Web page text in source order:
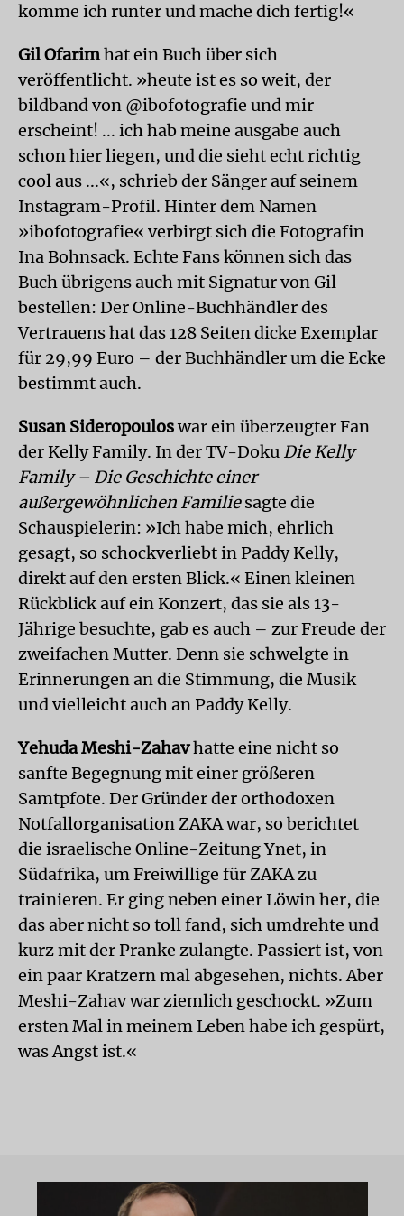
komme ich runter und mache dich fertig!«
Gil Ofarimhat ein Buch über sich
veröffentlicht. »heute ist es so weit, der
bildband von @ibofotografie und mir
erscheint! ... ich hab meine ausgabe auch
schon hier liegen, und die sieht echt richtig
cool aus ...«, schrieb der Sänger auf seinem
Instagram-Profil. Hinter dem Namen
»ibofotografie« verbirgt sich die Fotografin
Ina Bohnsack. Echte Fans können sich das
Buch übrigens auch mit Signatur von Gil
bestellen: Der Online-Buchhändler des
Vertrauens hat das 128 Seiten dicke Exemplar
für 29,99 Euro – der Buchhändler um die Ecke
bestimmt auch.
Susan Sideropouloswar ein überzeugter Fan
der Kelly Family. In der TV-Doku Die Kelly
Family – Die Geschichte einer
außergewöhnlichen Familiesagte die
Schauspielerin: »Ich habe mich, ehrlich
gesagt, so schockverliebt in Paddy Kelly,
direkt auf den ersten Blick.« Einen kleinen
Rückblick auf ein Konzert, das sie als 13-
Jährige besuchte, gab es auch – zur Freude der
zweifachen Mutter. Denn sie schwelgte in
Erinnerungen an die Stimmung, die Musik
und vielleicht auch an Paddy Kelly.
Yehuda Meshi-Zahavhatte eine nicht so
sanfte Begegnung mit einer größeren
Samtpfote. Der Gründer der orthodoxen
Notfallorganisation ZAKA war, so berichtet
die israelische Online-Zeitung Ynet, in
Südafrika, um Freiwillige für ZAKA zu
trainieren. Er ging neben einer Löwin her, die
das aber nicht so toll fand, sich umdrehte und
kurz mit der Pranke zulangte. Passiert ist, von
ein paar Kratzern mal abgesehen, nichts. Aber
Meshi-Zahav war ziemlich geschockt. »Zum
ersten Mal in meinem Leben habe ich gespürt,
was Angst ist.«